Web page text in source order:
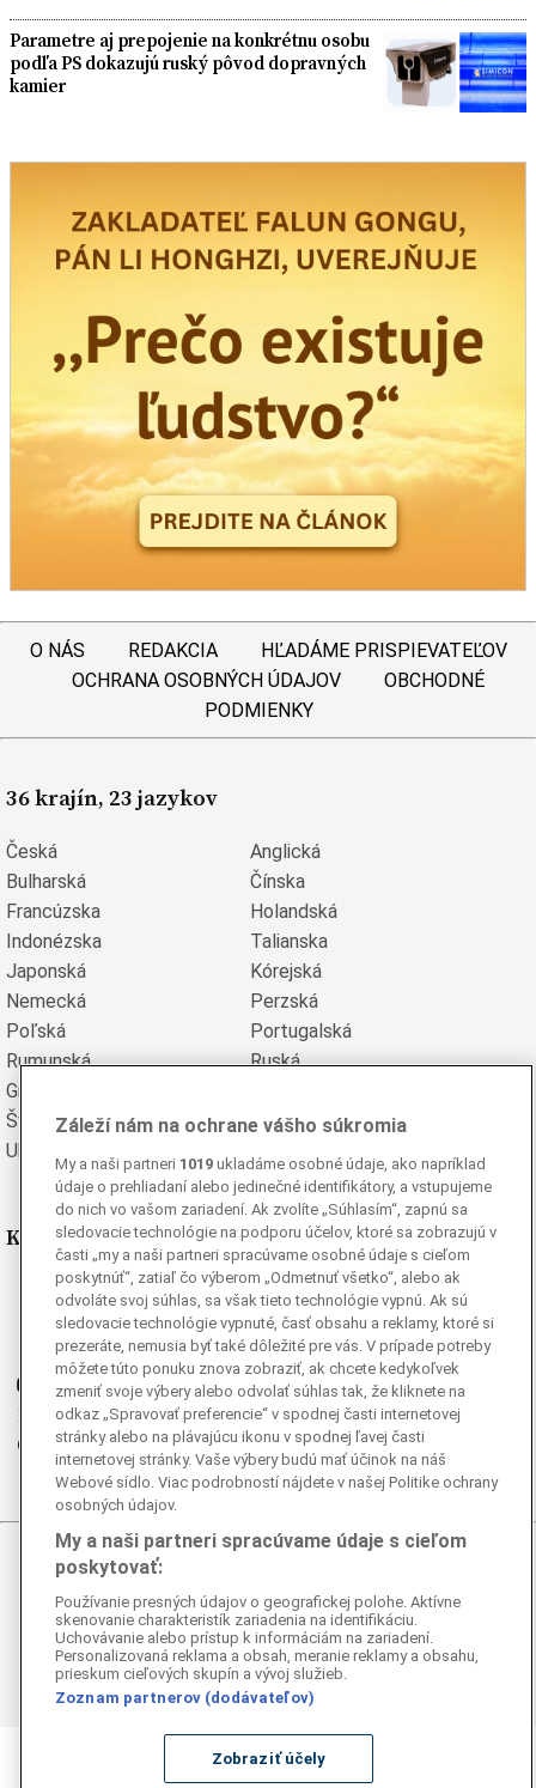
Parametre aj prepojenie na konkrétnu osobu
podľa PS dokazujú ruský pôvod dopravných
kamier
O NÁS REDAKCIA
HĽADÁME PRISPIEVATEĽOV
OCHRANA OSOBNÝCH ÚDAJOV
OBCHODNÉ
PODMIENKY
36 krajín, 23 jazykov
Česká
Anglická
Bulharská
Čínska
Francúzska
Holandská
Indonézska
Talianska
Japonská
Kórejská
Nemecká
Perzská
Poľská
Portugalská
Rumunská
Ruská
Grécka
Švédska
Turecká
Ukrajinská
Kde nás nájdete
Facebook
Instagram
Ganjing
Youtube
Twitter
Telegram
RSS
© 2026 Epoch Times Slovensko
Všetky práva vyhradené. Publikovanie alebo ďalšie šírenie
správ a fotografií zo zdrojov TASR je bez
predchádzajúceho písomného súhlasu TASR porušením
autorského zákona.
Záleží nám na ochrane vášho súkromia
My a naši partneri 1019 ukladáme osobné údaje, ako napríklad
údaje o prehliadaní alebo jedinečné identifikátory, a vstupujeme
do nich vo vašom zariadení. Ak zvolíte „Súhlasím“, zapnú sa
sledovacie technológie na podporu účelov, ktoré sa zobrazujú v
časti „my a naši partneri spracúvame osobné údaje s cieľom
poskytnúť“, zatiaľ čo výberom „Odmetnuť všetko“, alebo ak
odvoláte svoj súhlas, sa však tieto technológie vypnú. Ak sú
sledovacie technológie vypnuté, časť obsahu a reklamy, ktoré si
prezeráte, nemusia byť také dôležité pre vás. V prípade potreby
môžete túto ponuku znova zobraziť, ak chcete kedykoľvek
zmeniť svoje výbery alebo odvolať súhlas tak, že kliknete na
odkaz „Spravovať preferencie“ v spodnej časti internetovej
stránky alebo na plávajúcu ikonu v spodnej ľavej časti
internetovej stránky. Vaše výbery budú mať účinok na náš
Webové sídlo. Viac podrobností nájdete v našej Politike ochrany
osobných údajov.
My a naši partneri spracúvame údaje s cieľom
poskytovať:
Používanie presných údajov o geografickej polohe. Aktívne
skenovanie charakteristík zariadenia na identifikáciu.
Uchovávanie alebo prístup k informáciám na zariadení.
Personalizovaná reklama a obsah, meranie reklamy a obsahu,
prieskum cieľových skupín a vývoj služieb.
Zoznam partnerov (dodávateľov)
Zobraziť účely